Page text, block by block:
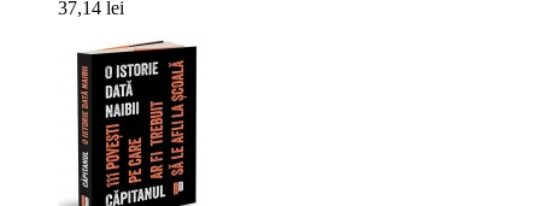
37,14 lei